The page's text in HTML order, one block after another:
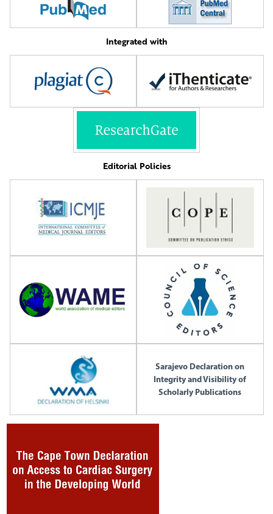
Integrated with
Editorial Policies
Sarajevo Declaration on
Integrity and Visibility of
Scholarly Publications